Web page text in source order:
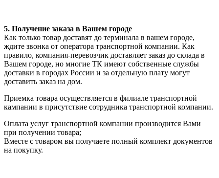
5. Получение заказа в Вашем городе
Как только товар доставят до терминала в вашем городе,
ждите звонка от оператора транспортной компании. Как
правило, компания-перевозчик доставляет заказ до склада в
Вашем городе, но многие ТК имеют собственные службы
доставки в городах России и за отдельную плату могут
доставить заказ на дом.
Приемка товара осуществляется в филиале транспортной
кампании в присутствие сотрудника транспортной компании.
Оплата услуг транспортной компании производится Вами
при получении товара;
Вместе с товаром вы получаете полный комплект документов
на покупку.